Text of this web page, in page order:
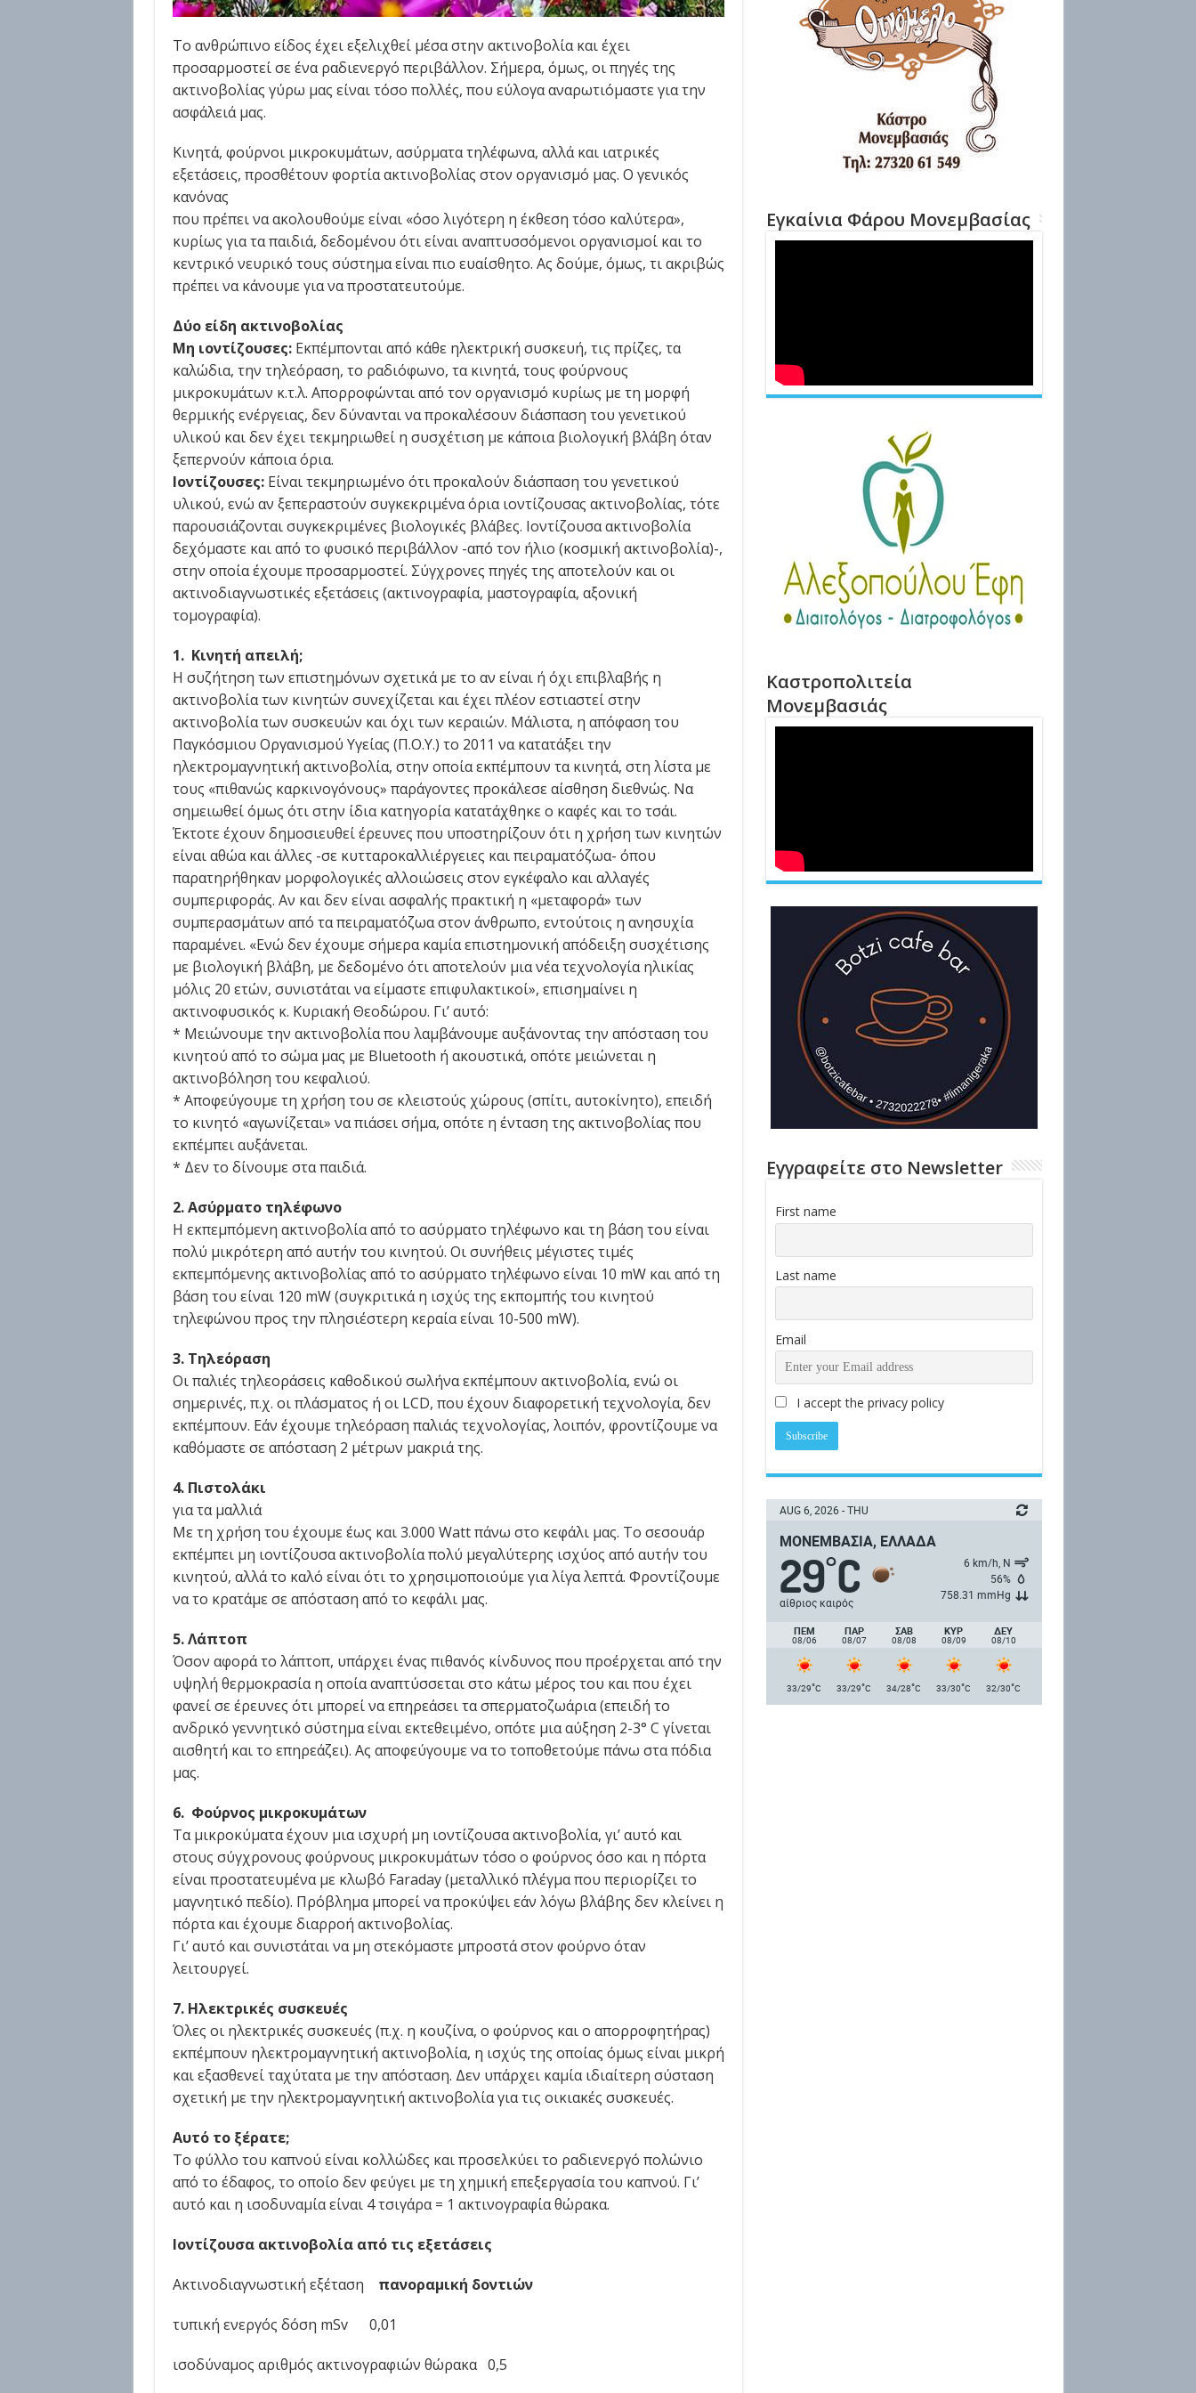
Το ανθρώπινο είδος έχει εξελιχθεί μέσα στην ακτινοβολία και έχει
προσαρμοστεί σε ένα ραδιενεργό περιβάλλον. Σήμερα, όμως, οι πηγές της
ακτινοβολίας γύρω μας είναι τόσo πολλές, που εύλογα αναρωτιόμαστε για την
ασφάλειά μας.
Κινητά, φούρνοι μικροκυμάτων, ασύρματα τηλέφωνα, αλλά και ιατρικές
εξετάσεις, προσθέτουν φορτία ακτινοβολίας στον οργανισμό μας. Ο γενικός
κανόνας
που πρέπει να ακολουθούμε είναι «όσο λιγότερη η έκθεση τόσο καλύτερα»,
κυρίως για τα παιδιά, δεδομένου ότι είναι αναπτυσσόμενοι οργανισμοί και το
κεντρικό νευρικό τους σύστημα είναι πιο ευαίσθητο. Ας δούμε, όμως, τι ακριβώς
πρέπει να κάνουμε για να προστατευτούμε.
Δύο είδη ακτινοβολίας
Μη ιοντίζουσες: Εκπέμπονται από κάθε ηλεκτρική συσκευή, τις πρίζες, τα
καλώδια, την τηλεόραση, το ραδιόφωνο, τα κινητά, τους φούρνους
μικροκυμάτων κ.τ.λ. Απορροφώνται από τον οργανισμό κυρίως με τη μορφή
θερμικής ενέργειας, δεν δύνανται να προκαλέσουν διάσπαση του γενετικού
υλικού και δεν έχει τεκμηριωθεί η συσχέτιση με κάποια βιολογική βλάβη όταν
ξεπερνούν κάποια όρια.
Ιοντίζουσες: Είναι τεκμηριωμένο ότι προκαλούν διάσπαση του γενετικού
υλικού, ενώ αν ξεπεραστούν συγκεκριμένα όρια ιοντίζουσας ακτινοβολίας, τότε
παρουσιάζονται συγκεκριμένες βιολογικές βλάβες. Ιοντίζουσα ακτινοβολία
δεχόμαστε και από το φυσικό περιβάλλον -από τον ήλιο (κοσμική ακτινοβολία)-,
στην οποία έχουμε προσαρμοστεί. Σύγχρονες πηγές της αποτελούν και οι
ακτινοδιαγνωστικές εξετάσεις (ακτινογραφία, μαστογραφία, αξονική
τομογραφία).
1. Κινητή απειλή;
Η συζήτηση των επιστημόνων σχετικά με το αν είναι ή όχι επιβλαβής η
ακτινοβολία των κινητών συνεχίζεται και έχει πλέον εστιαστεί στην
ακτινοβολία των συσκευών και όχι των κεραιών. Μάλιστα, η απόφαση του
Παγκόσμιου Οργανισμού Υγείας (Π.Ο.Υ.) το 2011 να κατατάξει την
ηλεκτρομαγνητική ακτινοβολία, στην οποία εκπέμπουν τα κινητά, στη λίστα με
τους «πιθανώς καρκινογόνους» παράγοντες προκάλεσε αίσθηση διεθνώς. Να
σημειωθεί όμως ότι στην ίδια κατηγορία κατατάχθηκε ο καφές και το τσάι.
Έκτοτε έχουν δημοσιευθεί έρευνες που υποστηρίζουν ότι η χρήση των κινητών
είναι αθώα και άλλες -σε κυτταροκαλλιέργειες και πειραματόζωα- όπου
παρατηρήθηκαν μορφολογικές αλλοιώσεις στον εγκέφαλο και αλλαγές
συμπεριφοράς. Αν και δεν είναι ασφαλής πρακτική η «μεταφορά» των
συμπερασμάτων από τα πειραματόζωα στον άνθρωπο, εντούτοις η ανησυχία
παραμένει. «Ενώ δεν έχουμε σήμερα καμία επιστημονική απόδειξη συσχέτισης
με βιολογική βλάβη, με δεδομένο ότι αποτελούν μια νέα τεχνολογία ηλικίας
μόλις 20 ετών, συνιστάται να είμαστε επιφυλακτικοί», επισημαίνει η
ακτινοφυσικός κ. Κυριακή Θεοδώρου. Γι’ αυτό:
* Μειώνουμε την ακτινοβολία που λαμβάνουμε αυξάνοντας την απόσταση του
κινητού από το σώμα μας με Bluetooth ή ακουστικά, οπότε μειώνεται η
ακτινοβόληση του κεφαλιού.
* Αποφεύγουμε τη χρήση του σε κλειστούς χώρους (σπίτι, αυτοκίνητο), επειδή
το κινητό «αγωνίζεται» να πιάσει σήμα, οπότε η ένταση της ακτινοβολίας που
εκπέμπει αυξάνεται.
* Δεν το δίνουμε στα παιδιά.
2. Ασύρματο τηλέφωνο
Η εκπεμπόμενη ακτινοβολία από το ασύρματο τηλέφωνο και τη βάση του είναι
πολύ μικρότερη από αυτήν του κινητού. Οι συνήθεις μέγιστες τιμές
εκπεμπόμενης ακτινοβολίας από το ασύρματο τηλέφωνο είναι 10 mW και από τη
βάση του είναι 120 mW (συγκριτικά η ισχύς της εκπομπής του κινητού
τηλεφώνου προς την πλησιέστερη κεραία είναι 10-500 mW).
3. Τηλεόραση
Οι παλιές τηλεοράσεις καθοδικού σωλήνα εκπέμπουν ακτινοβολία, ενώ οι
σημερινές, π.χ. οι πλάσματος ή οι LCD, που έχουν διαφορετική τεχνολογία, δεν
εκπέμπουν. Εάν έχουμε τηλεόραση παλιάς τεχνολογίας, λοιπόν, φροντίζουμε να
καθόμαστε σε απόσταση 2 μέτρων μακριά της.
4. Πιστολάκι
για τα μαλλιά
Με τη χρήση του έχουμε έως και 3.000 Watt πάνω στο κεφάλι μας. Το σεσουάρ
εκπέμπει μη ιοντίζουσα ακτινοβολία πολύ μεγαλύτερης ισχύος από αυτήν του
κινητού, αλλά το καλό είναι ότι το χρησιμοποιούμε για λίγα λεπτά. Φροντίζουμε
να το κρατάμε σε απόσταση από το κεφάλι μας.
5. Λάπτοπ
Όσον αφορά το λάπτοπ, υπάρχει ένας πιθανός κίνδυνος που προέρχεται από την
υψηλή θερμοκρασία η οποία αναπτύσσεται στο κάτω μέρος του και που έχει
φανεί σε έρευνες ότι μπορεί να επηρεάσει τα σπερματοζωάρια (επειδή το
ανδρικό γεννητικό σύστημα είναι εκτεθειμένο, οπότε μια αύξηση 2-3° C γίνεται
αισθητή και το επηρεάζει). Ας αποφεύγουμε να το τοποθετούμε πάνω στα πόδια
μας.
6. Φούρνος μικροκυμάτων
Τα μικροκύματα έχουν μια ισχυρή μη ιοντίζουσα ακτινοβολία, γι’ αυτό και
στους σύγχρονους φούρνους μικροκυμάτων τόσο ο φούρνος όσο και η πόρτα
είναι προστατευμένα με κλωβό Faraday (μεταλλικό πλέγμα που περιορίζει το
μαγνητικό πεδίο). Πρόβλημα μπορεί να προκύψει εάν λόγω βλάβης δεν κλείνει η
πόρτα και έχουμε διαρροή ακτινοβολίας.
Γι’ αυτό και συνιστάται να μη στεκόμαστε μπροστά στον φούρνο όταν
λειτουργεί.
7. Ηλεκτρικές συσκευές
Όλες οι ηλεκτρικές συσκευές (π.χ. η κουζίνα, ο φούρνος και ο απορροφητήρας)
εκπέμπουν ηλεκτρομαγνητική ακτινοβολία, η ισχύς της οποίας όμως είναι μικρή
και εξασθενεί ταχύτατα με την απόσταση. Δεν υπάρχει καμία ιδιαίτερη σύσταση
σχετική με την ηλεκτρομαγνητική ακτινοβολία για τις οικιακές συσκευές.
Αυτό το ξέρατε;
Το φύλλο του καπνού είναι κολλώδες και προσελκύει το ραδιενεργό πολώνιο
από το έδαφος, το οποίο δεν φεύγει με τη χημική επεξεργασία του καπνού. Γι’
αυτό και η ισοδυναμία είναι 4 τσιγάρα = 1 ακτινογραφία θώρακα.
Ιοντίζουσα ακτινοβολία από τις εξετάσεις
Ακτινοδιαγνωστική εξέταση πανοραμική δοντιών
τυπική ενεργός δόση mSv 0,01
ισοδύναμος αριθμός ακτινογραφιών θώρακα 0,5
Εγκαίνια Φάρου Μονεμβασίας
Καστροπολιτεία
Μονεμβασιάς
Εγγραφείτε στο Newsletter
First name
Last name
Email
I accept the privacy policy
AUG 6, 2026 - THU
ΜΟΝΕΜΒΑΣΙΆ, ΕΛΛΆΔΑ
29°C
αίθριος καιρός
6 km/h, Ν
56%
758.31 mmHg
ΠΈΜ
08/06
ΠΑΡ
08/07
ΣΑΒ
08/08
ΚΥΡ
08/09
ΔΕΥ
08/10
33/29°C 33/29°C 34/28°C 33/30°C 32/30°C